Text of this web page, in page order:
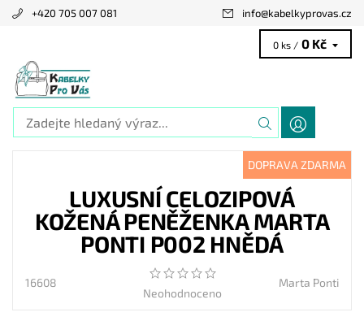
+420 705 007 081 info@kabelkyprovas.cz
0 ks / 0 Kč
DOPRAVA ZDARMA
LUXUSNÍ CELOZIPOVÁ
KOŽENÁ PENĚŽENKA MARTA
PONTI P002 HNĚDÁ
16608
Neohodnoceno
Marta Ponti